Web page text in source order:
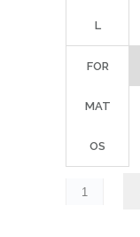
L
FOR
MAT
OS